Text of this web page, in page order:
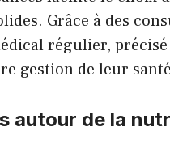
Grâce à des
régulier,
gestion de leur
autour de la